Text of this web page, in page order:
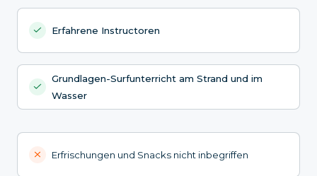
Erfahrene Instructoren
Grundlagen-Surfunterricht am Strand und im
Wasser
Erfrischungen und Snacks nicht inbegriffen